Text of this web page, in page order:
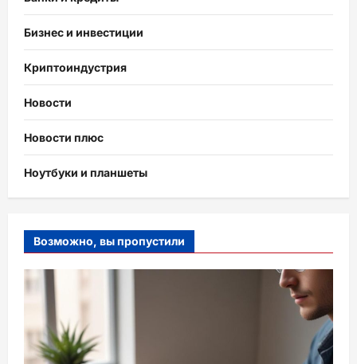
Бизнес и инвестиции
Криптоиндустрия
Новости
Новости плюс
Ноутбуки и планшеты
Возможно, вы пропустили